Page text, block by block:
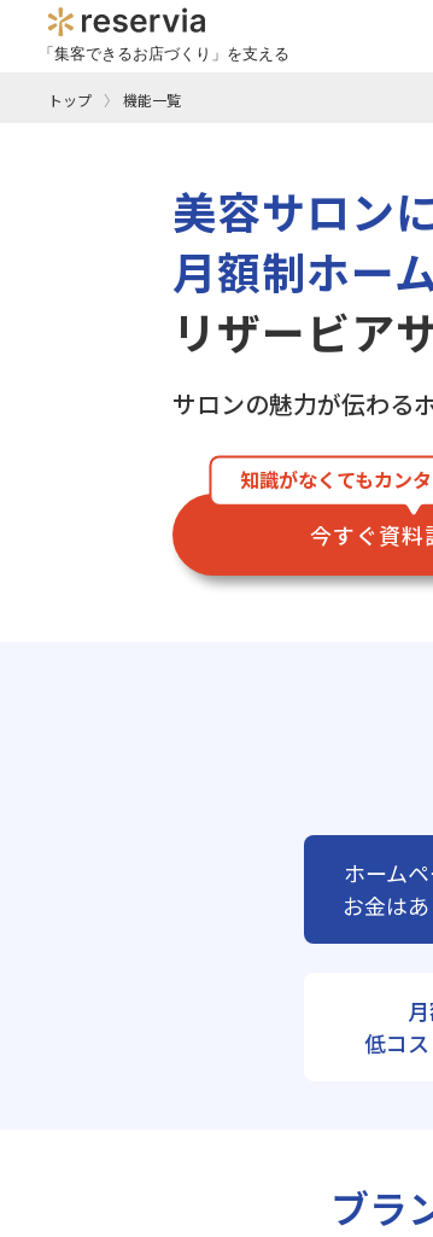
「集客できるお店づくり」を支える
トップ 機能一覧
美容サロン
月額制ホー
リザービア
サロンの魅力が伝わる
知識がなくてもカン
今すぐ資料
ホーム
お金は
低コ
ブラ